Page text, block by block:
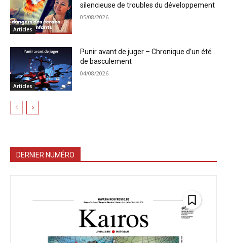
Articles
silencieuse de troubles du développement
05/08/2026
Articles
Punir avant de juger – Chronique d’un été
de basculement
04/08/2026
DERNIER NUMÉRO